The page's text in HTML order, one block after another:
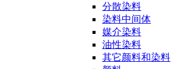
分散染料
染料中间体
媒介染料
油性染料
其它颜料和染料